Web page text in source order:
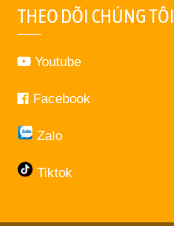
THEO DÕI CHÚNG TÔI
Youtube
Facebook
Zalo
Tiktok